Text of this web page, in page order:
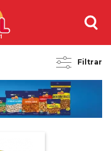
Filtrar